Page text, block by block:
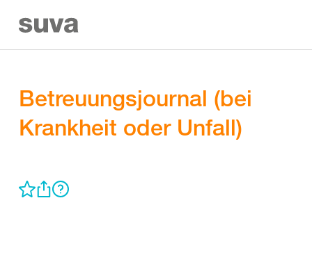
Betreuungsjournal (bei
Krankheit oder Unfall)